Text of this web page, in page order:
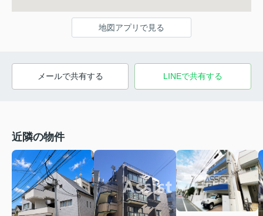
地図アプリで見る
メールで共有する LINEで共有する
近隣の物件